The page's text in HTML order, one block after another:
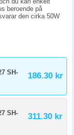
beroende på
den cirka 50W
SH-
186.30 kr
SH-
311.30 kr